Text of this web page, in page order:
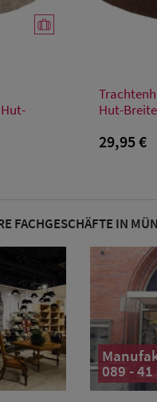
60 62 48 50
Hut-
29,95 €
FACHGESCHÄFTE IN
089 -